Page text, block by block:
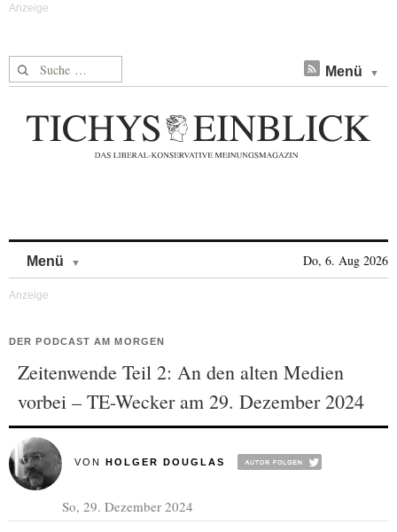
Suche nach: Menü
Menü Do, 6. Aug 2026
DER PODCAST AM MORGEN
Zeitenwende Teil 2: An den alten Medien
vorbei – TE-Wecker am 29. Dezember 2024
VON HOLGER DOUGLAS
So, 29. Dezember 2024